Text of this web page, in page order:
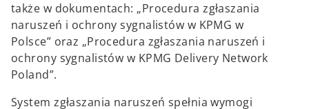
także w dokumentach: „Procedura zgłaszania
naruszeń i ochrony sygnalistów w KPMG w
Polsce” oraz „Procedura zgłaszania naruszeń i
ochrony sygnalistów w KPMG Delivery Network
Poland”.
System zgłaszania naruszeń spełnia wymogi